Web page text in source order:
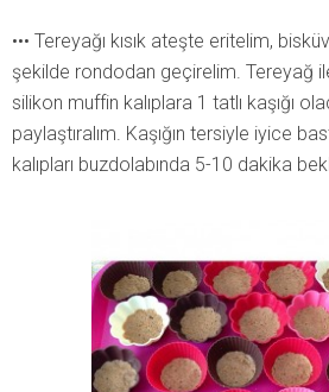
••• Tereyağı kısık ateşte eritelim,
şekilde rondodan geçirelim. Tereyağ ile
silikon muffin kalıplara 1 tatlı kaşığı
paylaştıralım. Kaşığın tersiyle iyice
kalıpları buzdolabında 5-10 dakika